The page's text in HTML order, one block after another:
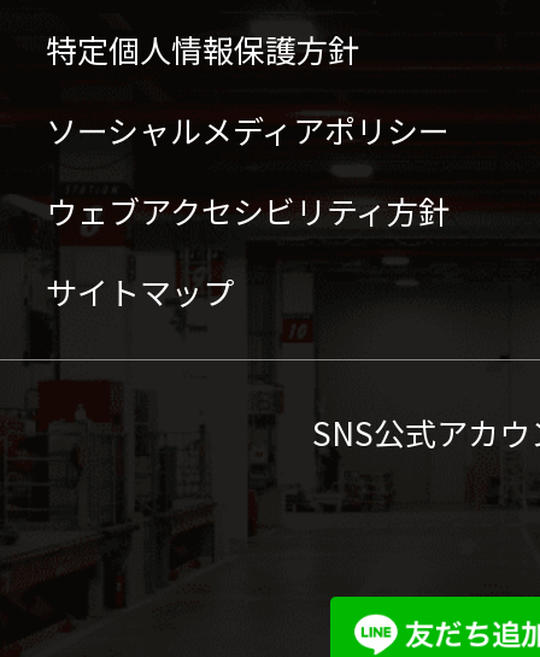
特定個人情報保護方針
ソーシャルメディアポリシー
ウェブアクセシビリティ方針
サイトマップ
SNS公式アカ